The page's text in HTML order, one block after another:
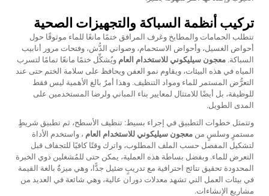
تركيب أنظمة السباكة والتجهيزات الصحية
تتطلب الحمامات والمطابخ وغرف المرافق ختمًا مانعًا للماء موثوقًا حول
أحواض الغسيل، وأحواض الاستحمام، وصواني الدُّش، وفتحات مرور أنابيب
السباكة. معجون سيليكوني للاستخدام العام ويُشكِّل ختمًا مانعًا تمامًا لتسرب
المياه في هذه البيئات، ويقاوم نمو العفن ويحافظ على سلامة الختم حتى عند
التعرُّض المستمر للماء ومواد التنظيف. وهذا أمرٌ بالغ الأهمية ليس فقط
للوظيفة، بل أيضًا للامتثال لمعايير بناء المباني ولرضا المستخدمين على
المدى الطويل.
وتتمثل خطوات التطبيق في إجراء بسيط: تنظيف الأسطح، ثم تطبيق شريطٍ
مستمرٍ وسلسٍ من معجون سيليكوني للاستخدام العام ، واستخدم الأداة
لتشكيل المفصل حسب الملف المطلوب، واترك وقتًا كافيًا للتجفاف قبل
التعرض للماء. وبفضل بساطة هذه العملية، يمكن حتى للمُشغلين ذوي الخبرة
المحدودة تحقيق نتائج احترافية مع تدريبٍ ضئيل جدًّا، وهي ميزةٌ بالغة القيمة
في بيئات العمل التي تشهد معدلات دوران عالية، وهي شائعة في العديد من
مشاريع الإنشاءات.